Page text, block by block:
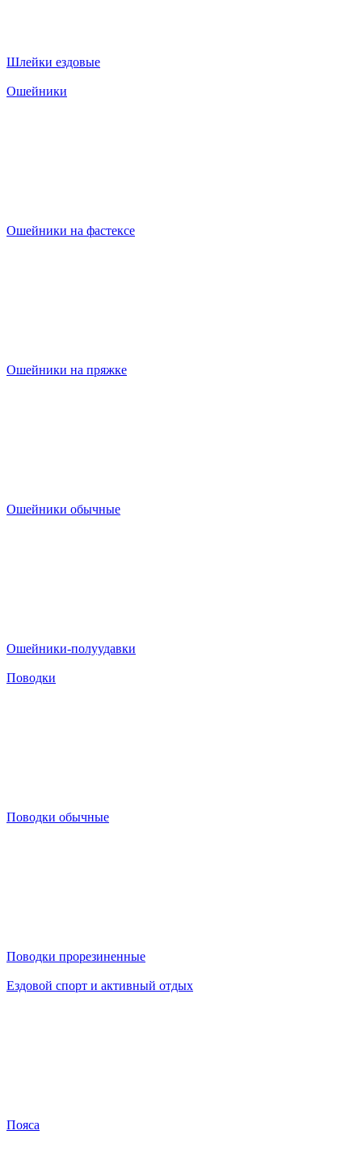
Шлейки ездовые
Ошейники
Ошейники на фастексе
Ошейники на пряжке
Ошейники обычные
Ошейники-полуудавки
Поводки
Поводки обычные
Поводки прорезиненные
Ездовой спорт и активный отдых
Пояса